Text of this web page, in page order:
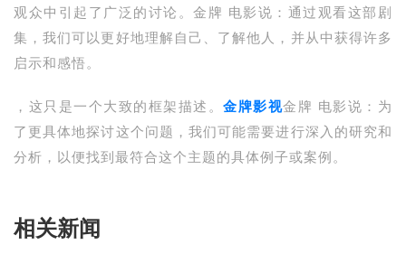
观众中引起了广泛的讨论。金牌 电影说：通过观看这部剧
集，我们可以更好地理解自己、了解他人，并从中获得许多
启示和感悟。
，这只是一个大致的框架描述。金牌影视金牌 电影说：为
了更具体地探讨这个问题，我们可能需要进行深入的研究和
分析，以便找到最符合这个主题的具体例子或案例。
相关新闻